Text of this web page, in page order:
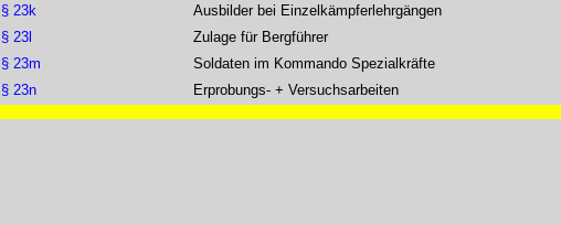
§ 23k
§ 23l
§ 23m
§ 23n
Ausbilder bei Einzelkämpferlehrgängen
Zulage für Bergführer
Soldaten im Kommando Spezialkräfte
Erprobungs- + Versuchsarbeiten